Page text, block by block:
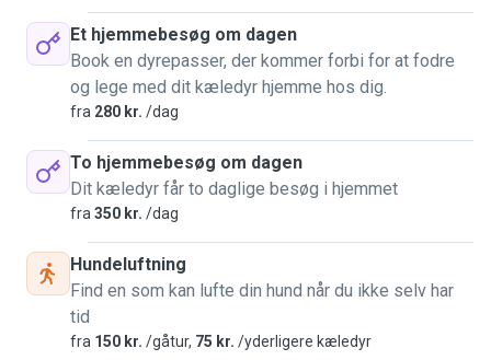
Et hjemmebesøg om dagen
Book en dyrepasser, der kommer forbi for at fodre
og lege med dit kæledyr hjemme hos dig.
fra 280 kr. /dag
To hjemmebesøg om dagen
Dit kæledyr får to daglige besøg i hjemmet
fra 350 kr. /dag
Hundeluftning
Find en som kan lufte din hund når du ikke selv har
tid
fra 150 kr. /gåtur, 75 kr. /yderligere kæledyr